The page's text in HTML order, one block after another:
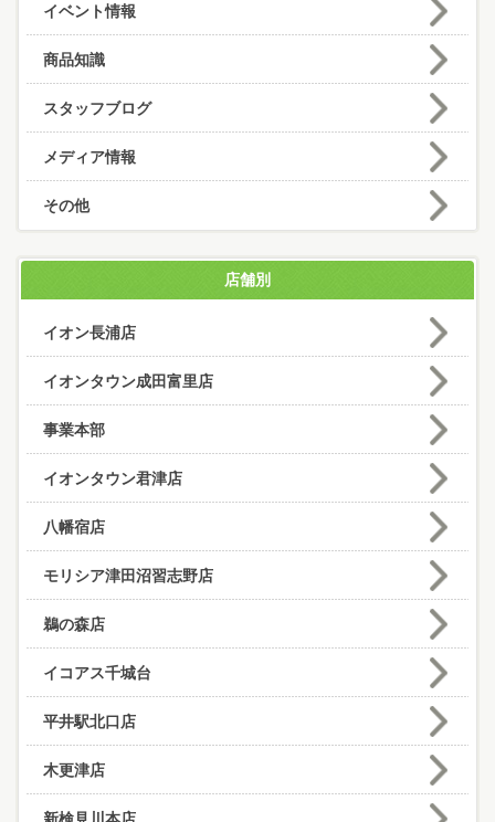
イベント情報
商品知識
スタッフブログ
メディア情報
その他
店舗別
イオン長浦店
イオンタウン成田富里店
事業本部
イオンタウン君津店
八幡宿店
モリシア津田沼習志野店
鵜の森店
イコアス千城台
平井駅北口店
木更津店